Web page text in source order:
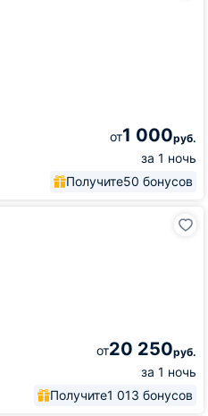
от1 000руб.
за 1 ночь
Получите50 бонусов
от20 250руб.
за 1 ночь
Получите1 013 бонусов